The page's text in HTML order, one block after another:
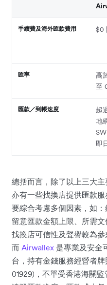
手續費及海外匯款費用 $0
匯率
高
至
匯款／到帳速度
超
地
即
總括而言，除了以上三大
亦有一些找換店提供匯款
要綜合考慮多個因素，如
留意匯款金額上限、所需文
找換店可信性及聲譽較為參
而 Airwallex 是專業及安全
台，持有金錢服務經營者
01929)，不單受香港海關